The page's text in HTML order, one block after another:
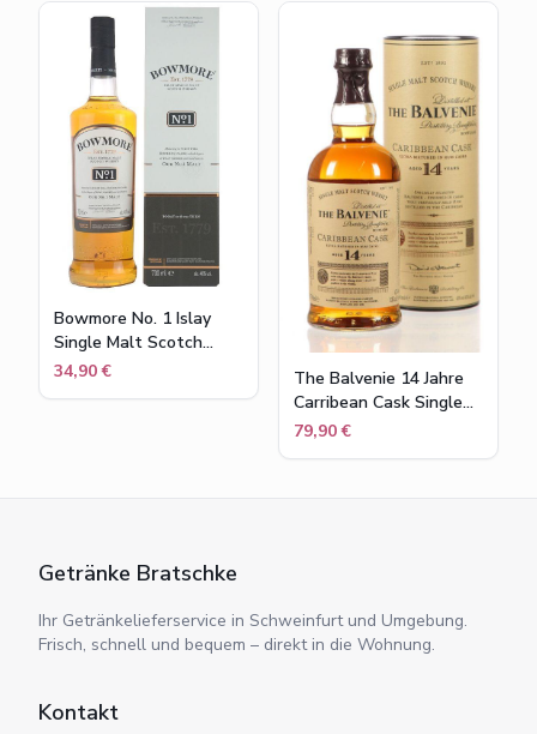
Bowmore No. 1 Islay
Single Malt Scotch
Whisky in
34,90 €
The Balvenie 14 Jahre
Carribean Cask Single
Malt Scotch Whisky
79,90 €
Getränke Bratschke
Ihr Getränkelieferservice in Schweinfurt und Umgebung.
Frisch, schnell und bequem – direkt in die Wohnung.
Kontakt